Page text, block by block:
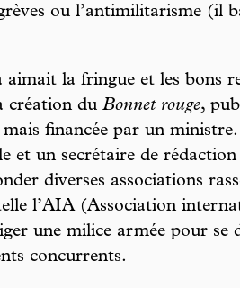
ou l’antimilitarisme (il
aimait la fringue et les bons
création du Bonnet rouge,
financée par un
et un secrétaire de
diverses associations
l’AIA (Association
une milice armée pour se
concurrents.